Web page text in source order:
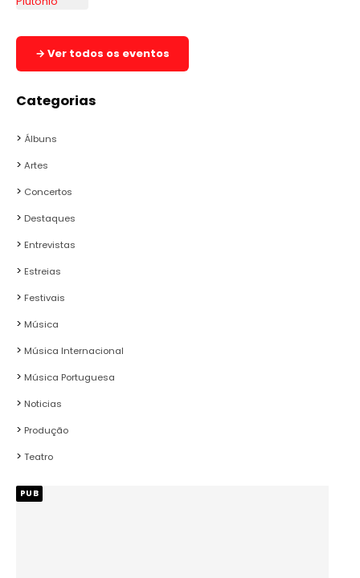
→ Ver todos os eventos
Categorias
Álbuns
Artes
Concertos
Destaques
Entrevistas
Estreias
Festivais
Música
Música Internacional
Música Portuguesa
Noticias
Produção
Teatro
PUB